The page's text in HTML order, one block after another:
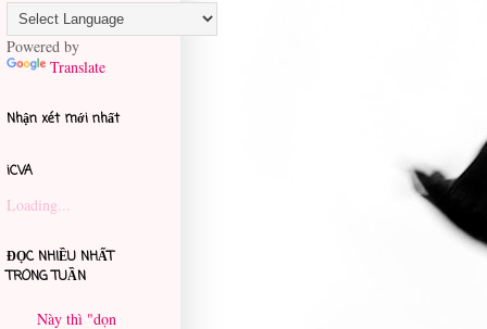
Powered by
Translate
Nhận xét mới nhất
iCVA
Loading...
ĐỌC NHIỀU NHẤT
TRONG TUẦN
Này thì "dọn